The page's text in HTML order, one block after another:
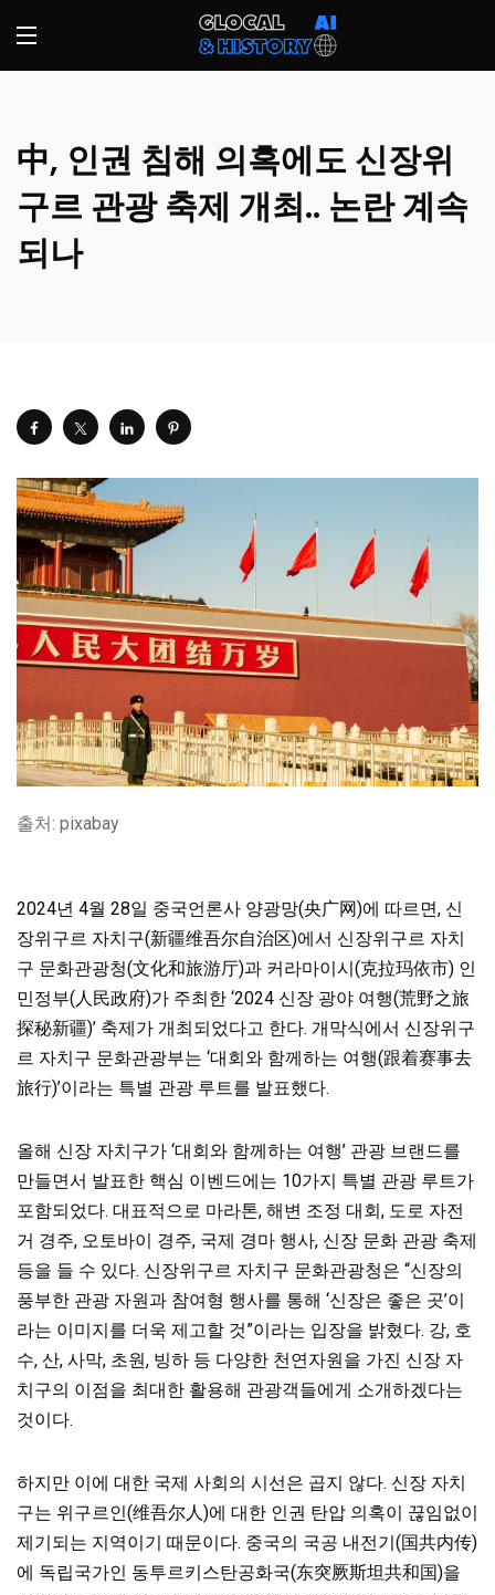
中, 인권 침해 의혹에도 신장위
구르 관광 축제 개최.. 논란 계속
되나
출처: pixabay
2024년 4월 28일 중국언론사 양광망(央广网)에 따르면, 신
장위구르 자치구(新疆维吾尔自治区)에서 신장위구르 자치
구 문화관광청(文化和旅游厅)과 커라마이시(克拉玛依市) 인
민정부(人民政府)가 주최한 ‘2024 신장 광야 여행(荒野之旅
探秘新疆)’ 축제가 개최되었다고 한다. 개막식에서 신장위구
르 자치구 문화관광부는 ‘대회와 함께하는 여행(跟着赛事去
旅行)’이라는 특별 관광 루트를 발표했다.
올해 신장 자치구가 ‘대회와 함께하는 여행’ 관광 브랜드를
만들면서 발표한 핵심 이벤드에는 10가지 특별 관광 루트가
포함되었다. 대표적으로 마라톤, 해변 조정 대회, 도로 자전
거 경주, 오토바이 경주, 국제 경마 행사, 신장 문화 관광 축제
등을 들 수 있다. 신장위구르 자치구 문화관광청은 “신장의
풍부한 관광 자원과 참여형 행사를 통해 ‘신장은 좋은 곳’이
라는 이미지를 더욱 제고할 것”이라는 입장을 밝혔다. 강, 호
수, 산, 사막, 초원, 빙하 등 다양한 천연자원을 가진 신장 자
치구의 이점을 최대한 활용해 관광객들에게 소개하겠다는
것이다.
하지만 이에 대한 국제 사회의 시선은 곱지 않다. 신장 자치
구는 위구르인(维吾尔人)에 대한 인권 탄압 의혹이 끊임없이
제기되는 지역이기 때문이다. 중국의 국공 내전기(国共内传)
에 독립국가인 동투르키스탄공화국(东突厥斯坦共和国)을